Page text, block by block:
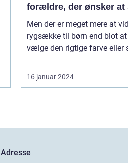
forældre, der ønsker at
deres barns komfort og
sikkerhed, især når de
farten
Men der er meget mere at
rygsække til børn end blot at
vælge den rigtige farve eller
16 januar 2024
Adresse